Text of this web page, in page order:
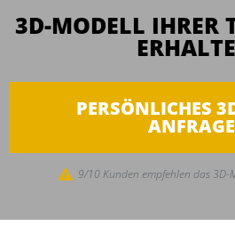
3D-MODELL IHRER
PERSÖNLICHES
9/10 Kunden empfehlen das